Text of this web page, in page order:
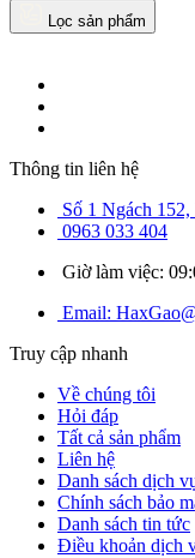
Lọc sản phẩm
Thông tin liên hệ
Số 1 Ngách
0963 033 404
Giờ làm việc:
Email:
Truy cập nhanh
Về chúng tôi
Hỏi đáp
Tất cả sản phẩm
Liên hệ
Danh sách dịch
Chính sách bảo
Danh sách tin tức
Điều khoản dịch